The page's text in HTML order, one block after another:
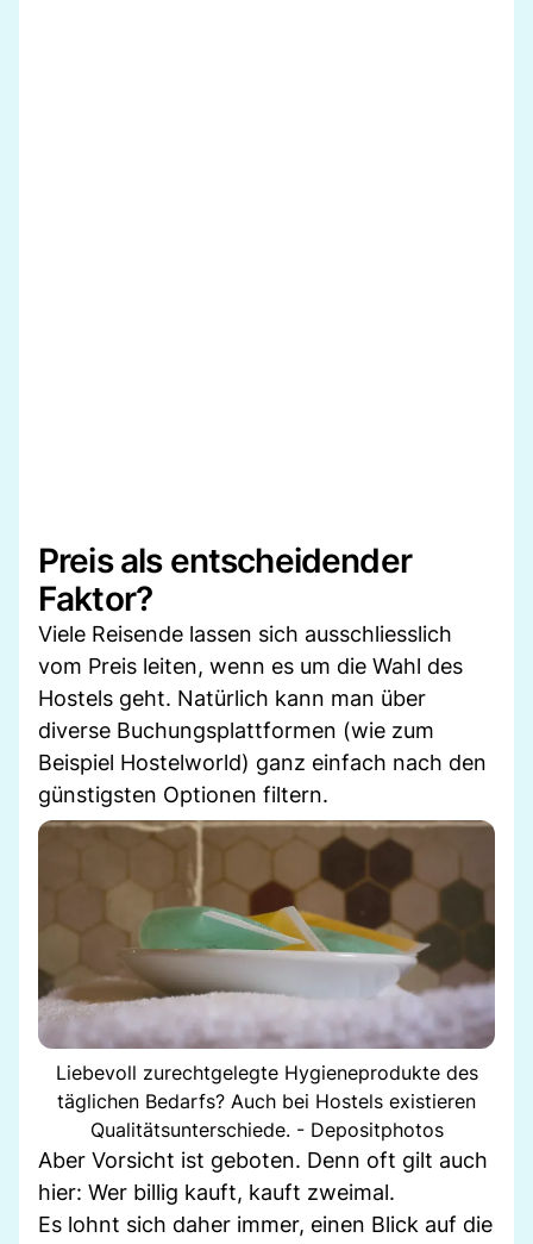
Preis als entscheidender
Faktor?
Viele Reisende lassen sich ausschliesslich
vom Preis leiten, wenn es um die Wahl des
Hostels geht. Natürlich kann man über
diverse Buchungsplattformen (wie zum
Beispiel Hostelworld) ganz einfach nach den
günstigsten Optionen filtern.
Liebevoll zurechtgelegte Hygieneprodukte des
täglichen Bedarfs? Auch bei Hostels existieren
Qualitätsunterschiede. - Depositphotos
Aber Vorsicht ist geboten. Denn oft gilt auch
hier: Wer billig kauft, kauft zweimal.
Es lohnt sich daher immer, einen Blick auf die